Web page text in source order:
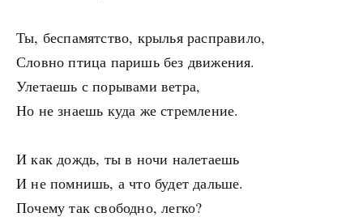
Ты, беспамятство, крылья расправило,
Словно птица паришь без движения.
Улетаешь с порывами ветра,
Но не знаешь куда же стремление.
И как дождь, ты в ночи налетаешь
И не помнишь, а что будет дальше.
Почему так свободно, легко?